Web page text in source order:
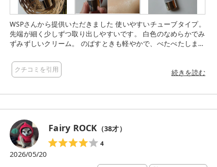
WSPさんから提供いただきました 使いやすいチューブタイプ。
先端が細く少しずつ取り出しやすいです。 白色のなめらかでみ
ずみずしいクリーム。 のばすときも軽やかで、べたべたしませ
ました感が少ないのがいいな。 化粧下地としても使いやすく
て、 手持ちのファンデと合わせやすかったです。 1本あると便
クチコミを引用 続きを読む
Fairy ROCK （38才）
4
2026/05/20